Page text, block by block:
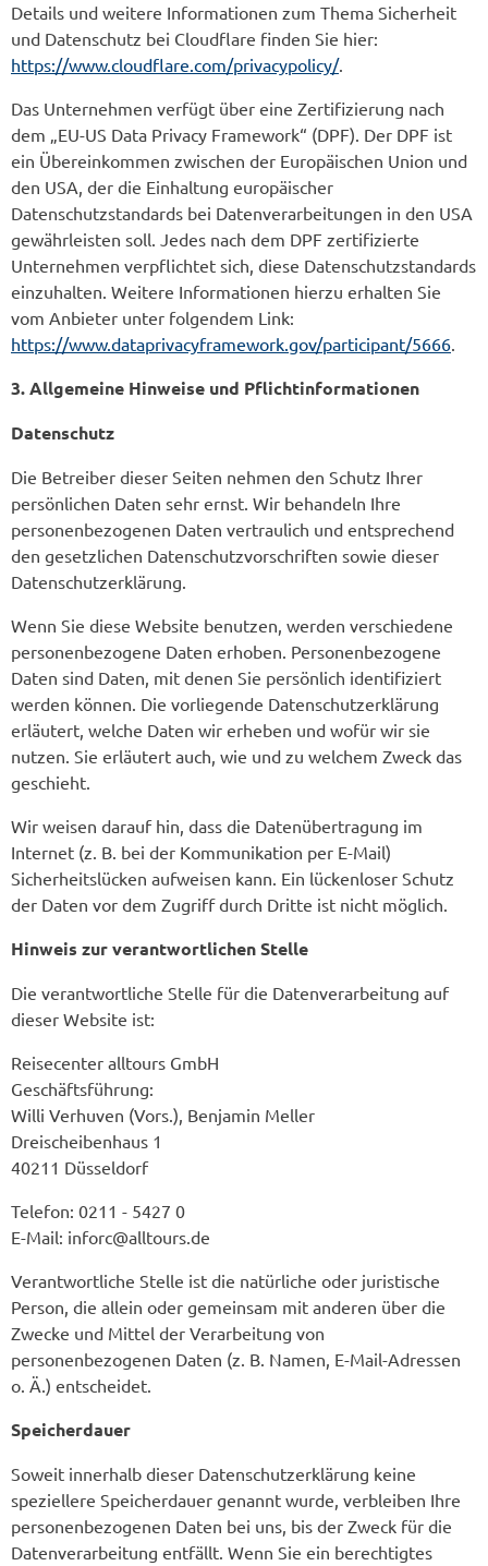
Details und weitere Informationen zum Thema Sicherheit
und Datenschutz bei Cloudflare finden Sie hier:
https://www.cloudflare.com/privacypolicy/.
Das Unternehmen verfügt über eine Zertifizierung nach
dem „EU-US Data Privacy Framework“ (DPF). Der DPF ist
ein Übereinkommen zwischen der Europäischen Union und
den USA, der die Einhaltung europäischer
Datenschutzstandards bei Datenverarbeitungen in den USA
gewährleisten soll. Jedes nach dem DPF zertifizierte
Unternehmen verpflichtet sich, diese Datenschutzstandards
einzuhalten. Weitere Informationen hierzu erhalten Sie
vom Anbieter unter folgendem Link:
https://www.dataprivacyframework.gov/participant/5666.
3. Allgemeine Hinweise und Pflicht­informationen
Datenschutz
Die Betreiber dieser Seiten nehmen den Schutz Ihrer
persönlichen Daten sehr ernst. Wir behandeln Ihre
personenbezogenen Daten vertraulich und entsprechend
den gesetzlichen Datenschutzvorschriften sowie dieser
Datenschutzerklärung.
Wenn Sie diese Website benutzen, werden verschiedene
personenbezogene Daten erhoben. Personenbezogene
Daten sind Daten, mit denen Sie persönlich identifiziert
werden können. Die vorliegende Datenschutzerklärung
erläutert, welche Daten wir erheben und wofür wir sie
nutzen. Sie erläutert auch, wie und zu welchem Zweck das
geschieht.
Wir weisen darauf hin, dass die Datenübertragung im
Internet (z. B. bei der Kommunikation per E-Mail)
Sicherheitslücken aufweisen kann. Ein lückenloser Schutz
der Daten vor dem Zugriff durch Dritte ist nicht möglich.
Hinweis zur verantwortlichen Stelle
Die verantwortliche Stelle für die Datenverarbeitung auf
dieser Website ist:
Reisecenter alltours GmbH
Geschäftsführung:
Willi Verhuven (Vors.), Benjamin Meller
Dreischeibenhaus 1
40211 Düsseldorf
Telefon: 0211 - 5427 0
E-Mail: inforc@alltours.de
Verantwortliche Stelle ist die natürliche oder juristische
Person, die allein oder gemeinsam mit anderen über die
Zwecke und Mittel der Verarbeitung von
personenbezogenen Daten (z. B. Namen, E-Mail-Adressen
o. Ä.) entscheidet.
Speicherdauer
Soweit innerhalb dieser Datenschutzerklärung keine
speziellere Speicherdauer genannt wurde, verbleiben Ihre
personenbezogenen Daten bei uns, bis der Zweck für die
Datenverarbeitung entfällt. Wenn Sie ein berechtigtes